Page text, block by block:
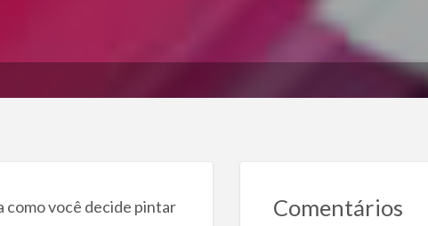
como você decide pintar
Comentários